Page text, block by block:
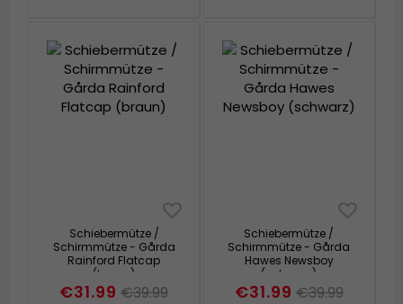
Schiebermütze /
Schirmmütze - Gårda
Rainford Flatcap
(braun)
€31.99 €39.99
Schiebermütze /
Schirmmütze - Gårda
Hawes Newsboy
(schwarz)
€31.99 €39.99